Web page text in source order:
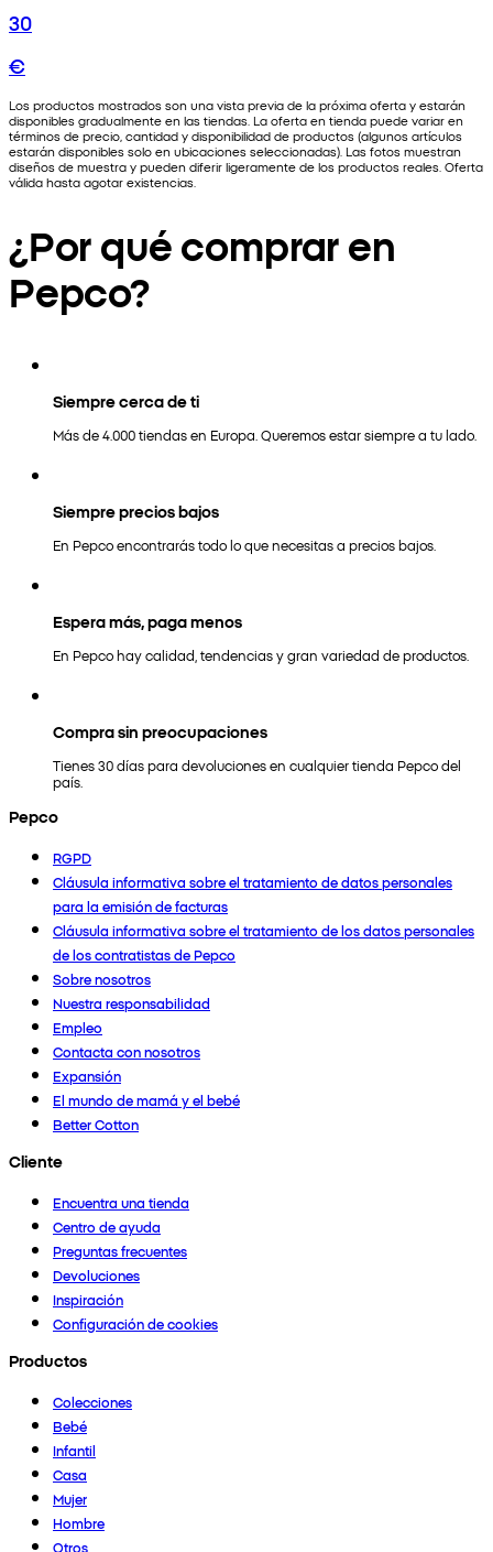
30
€
Los productos mostrados son una vista previa de la próxima oferta y estarán
disponibles gradualmente en las tiendas. La oferta en tienda puede variar en
términos de precio, cantidad y disponibilidad de productos (algunos artículos
estarán disponibles solo en ubicaciones seleccionadas). Las fotos muestran
diseños de muestra y pueden diferir ligeramente de los productos reales. Oferta
válida hasta agotar existencias.
¿Por qué comprar en
Pepco?
Siempre cerca de ti
Más de 4.000 tiendas en Europa. Queremos estar siempre a tu lado.
Siempre precios bajos
En Pepco encontrarás todo lo que necesitas a precios bajos.
Espera más, paga menos
En Pepco hay calidad, tendencias y gran variedad de productos.
Compra sin preocupaciones
Tienes 30 días para devoluciones en cualquier tienda Pepco del
país.
Pepco
RGPD
Cláusula informativa sobre el tratamiento de datos personales
para la emisión de facturas
Cláusula informativa sobre el tratamiento de los datos personales
de los contratistas de Pepco
Sobre nosotros
Nuestra responsabilidad
Empleo
Contacta con nosotros
Expansión
El mundo de mamá y el bebé
Better Cotton
Cliente
Encuentra una tienda
Centro de ayuda
Preguntas frecuentes
Devoluciones
Inspiración
Configuración de cookies
Productos
Colecciones
Bebé
Infantil
Casa
Mujer
Hombre
Otros